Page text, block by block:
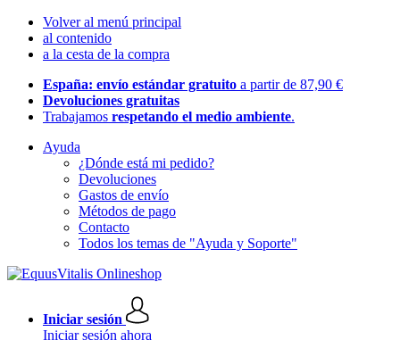
Volver al menú principal
al contenido
a la cesta de la compra
España: envío estándar gratuito a partir de 87,90 €
Devoluciones gratuitas
Trabajamos respetando el medio ambiente.
Ayuda
¿Dónde está mi pedido?
Devoluciones
Gastos de envío
Métodos de pago
Contacto
Todos los temas de "Ayuda y Soporte"
Iniciar sesión
Iniciar sesión ahora